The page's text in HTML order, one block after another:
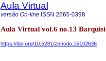
Aula Virtual
versão On-line ISSN 2665-0398
Aula Virtual vol.6 no.13
https://doi.org/10.5281/zenodo.15102636